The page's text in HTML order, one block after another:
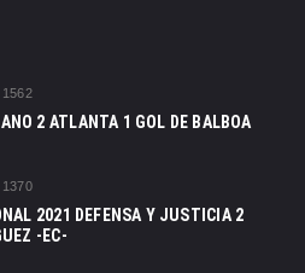
1562
2 ATLANTA 1 GOL DE BALBOA
1370
2021 DEFENSA Y JUSTICIA 2
-EC-